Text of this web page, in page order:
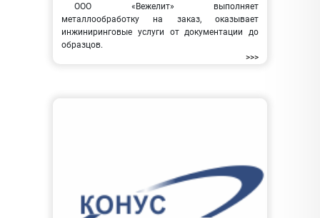
ООО «Вежелит» выполняет
металлообработку на заказ, оказывает
инжиниринговые услуги от документации до
образцов.
>>>